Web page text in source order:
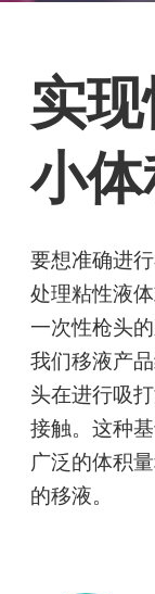
实
小
要想准确进
处理粘性液
一次性枪头
我们移液产
头在进行吸
接触。这种
广泛的体积
的移液。